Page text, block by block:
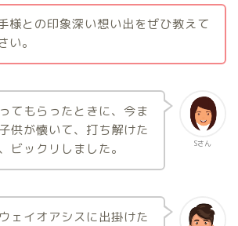
様との印象深い想い出をぜひ教えて
い。
Sさん
てもらったときに、今ま
供が懐いて、打ち解けた
ビックリしました。
ェイオアシスに出掛けた